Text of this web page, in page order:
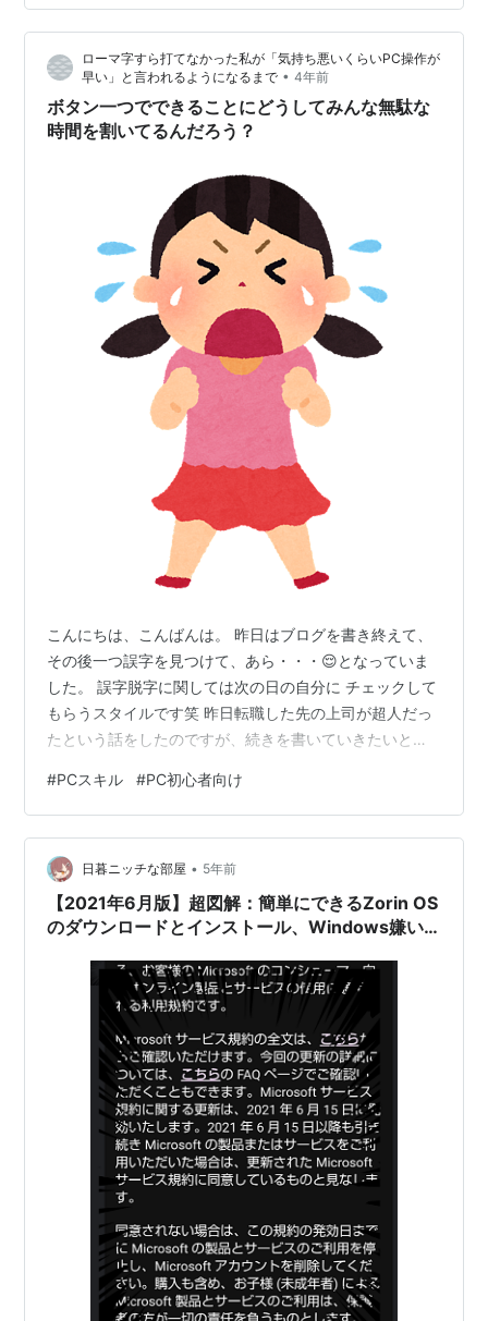
たい方に向けて、2025年最新の方法をご紹介しますね！
📋 この記事で分かること ✅Windows 11/10での絵文字入
力の基本操作 ✅2025年版の最新機能と改善点 ✅ビジネス
シーンでの実践的な活用法 ✅トラブル時…
ローマ字すら打てなかった私が「気持ち悪いくらいPC操作が
早い」と言われるようになるまで • 4年前
ボタン一つでできることにどうしてみんな無駄な
時間を割いてるんだろう？
こんにちは、こんばんは。 昨日はブログを書き終えて、
その後一つ誤字を見つけて、あら・・・😌となっていま
した。 誤字脱字に関しては次の日の自分に チェックして
もらうスタイルです笑 昨日転職した先の上司が超人だっ
たという話をしたのですが、続きを書いていきたいと思
するようになったその日からの私の毎日は、日々覚える
ことが20個から30個覚えていくような感じ。 まぁ、身に
つくまでにやったことも色々あるんですが、そこはおい
おい書いていきたいと思います。 私が超人上司にまず最
初に言われたことは 「まずはショートカットキーから覚
えようか…
#PCスキル #PC初心者向け
日暮ニッチな部屋 • 5年前
【2021年6月版】超図解：簡単にできるZorin OS
のダウンロードとインストール、Windows嫌い